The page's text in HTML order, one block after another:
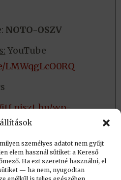
személyes adatot nem gyűjt
elem használ sütiket: a Kereső
Ha ezt szeretné használni, el
— ha nem, nyugodtan
NOTO-OSZV
YouTube
itf.njszt.hu/wp-
02/oszv-